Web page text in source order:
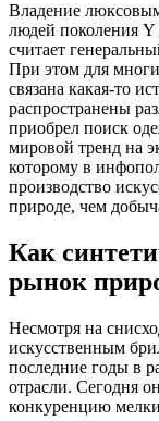
Владение
людей поколения
считает
При этом для
связана какая-то
распространены
приобрел поиск
мировой тренд на
которому в
производство
природе, чем
Как
рынок
Несмотря на
искусственным
последние годы в
отрасли. Сегодня
конкуренцию